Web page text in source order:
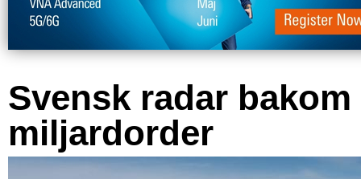
Svensk radar bakom
miljardorder